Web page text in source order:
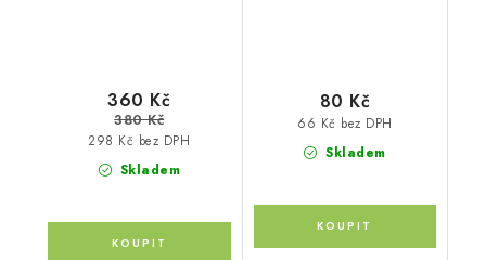
Skladem
298 Kč bez DPH
360 Kč
380 Kč
Skladem
66 Kč bez DPH
80 Kč